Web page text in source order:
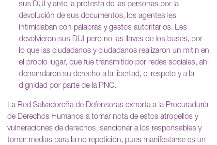
sus DUI y ante la protesta de las personas por la
devolución de sus documentos, los agentes les
intimidaban con palabras y gestos autoritarios. Les
devolvieron sus DUI pero no las llaves de los buses, por
lo que las ciudadanos y ciudadanos realizaron un mitin en
el propio lugar, que fue transmitido por redes sociales, ahí
demandaron su derecho a la libertad, el respeto y a la
dignidad por parte de la PNC.
La Red Salvadoreña de Defensoras exhorta a la Procuraduría
de Derechos Humanos a tomar nota de estos atropellos y
vulneraciones de derechos, sancionar a los responsables y
tomar medias para la no repetición, pues manifestarse es un